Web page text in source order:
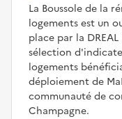
La Boussole de la
logements est un
place par la
sélection
logements
déploiement de
communauté de
Champagne.